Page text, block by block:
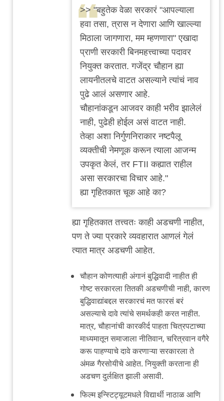
reply
to
एक
जेन्विन
प्रश्न
by
अस्वल
>> "बहुतेक वेळा सरकारं "आपल्याला
हवा तसा, त्रास न देणारा आणि खाल्ल्या
मिठाला जागणारा, मम म्हणणारा" एखादा
प्राणी सरकारी बिनमहत्त्वाच्या पदावर
नियुक्त करतात. गजेंद्र चौहान ह्या
लायनीतलचे वाटत असल्याने त्यांचं नाव
पुढे आलं असणार आहे.
चौहानांकडून आजवर काही भरीव झालेलं
नाही, पुढेही होईल असं वाटत नाही.
तेव्हा अशा निर्गुणनिराकार नष्टपैलू
व्यक्तीची नेमणूक करून त्याला आजन्म
उपकृत केलं, तर FTII कह्यात राहील
असा सरकारचा विचार आहे."
ह्या गृहितकात चूक आहे का?
ह्या गृहितकात तत्त्वतः काही अडचणी नाहीत,
पण ते ज्या प्रकारे व्यवहारात आणलं गेलं
त्यात मात्र अडचणी आहेत.
चौहान कोणत्याही अंगानं बुद्धिवादी नाहीत ही
गोष्ट सरकारला तितकी अडचणीची नाही, कारण
बुद्धिवाद्यांबद्दल सरकारचं मत फारसं बरं
असल्याचे दावे त्यांचे समर्थकही करत नाहीत.
मात्र, चौहानांची कारकीर्द पाहता चित्रपटाच्या
माध्यमातून समाजाला नीतिवान, चरित्रवान वगैरे
करू पाहण्याचे दावे करणाऱ्या सरकारला ते
अंमळ गैरसोयीचे आहेत. नियुक्ती करताना ही
अडचण दुर्लक्षित झाली असावी.
फिल्म इन्स्टिट्यूटमधले विद्यार्थी नाठाळ आणि